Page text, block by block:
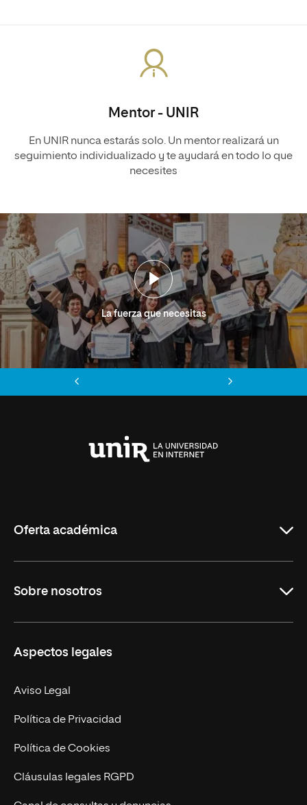
Mentor - UNIR
En UNIR nunca estarás solo. Un mentor realizará un
seguimiento individualizado y te ayudará en todo lo que
necesites
La fuerza que necesitas
Oferta académica
Másteres Oficiales
Doctorados
Experto Universitario
Postgrados
Cursos Universitarios
Sobre nosotros
Facultades
Nuestro Equipo
Trabaja en UNIR
Actualidad
UNIR Revista
Aspectos legales
Aviso Legal
Política de Privacidad
Política de Cookies
Cláusulas legales RGPD